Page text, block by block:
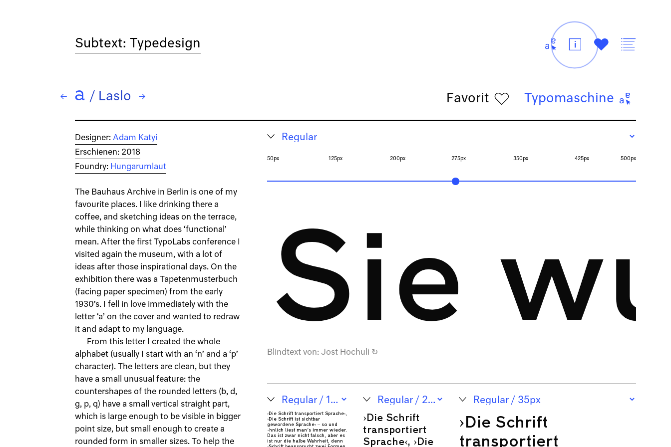
Subtext: Typedesign t i # v
← Lammhuber
/ Laslo → Lawabo Typomaschine t
Favorit h
Designer: Adam Katyi
Erschienen: 2018
Foundry: Hungarumlaut
The Bauhaus Archive in Berlin is one of my
favourite places. I like drinking there a
coffee, and sketching ideas on the terrace,
while thinking on what does ‘functional’
mean. After the first TypoLabs conference I
visited again the museum, with a lot of
ideas after those inspirational days. On the
exhibition there was a Tapetenmusterbuch
(facing paper specimen) from the early
1930’s. I fell in love immediately with the
letter ‘a’ on the cover and wanted to redraw
it and adapt to my language.
From this letter I created the whole
alphabet (usually I start with an ‘n’ and a ‘p’
character). The letters are clean, but they
have a small unusual feature: the
countershapes of the rounded letters (b, d,
g, p, q) have a small vertical straight part,
which is large enough to be visible in bigger
point size, but small enough to create a
rounded form in smaller sizes. To help the
50px 125px 200px 275px 350px 425px 500px
Sie
Blindtext von: Jost Hochuli ↻
›Die Schrift transportiert Sprache‹,
›Die Schrift ist sichtbar
gewordene Sprache‹ – so und
ähnlich liest man’s immer wieder.
Das ist zwar nicht falsch, aber es
ist nur die halbe Wahrheit, denn
›Die Schrift
transportiert
Sprache‹, ›Die
›Die Schrift
transportiert